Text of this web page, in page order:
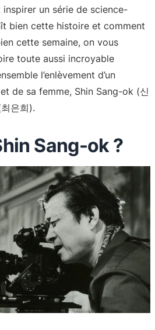
un série de science-
bien cette histoire et comment
cette semaine, on vous
toute aussi incroyable
l’enlèvement d’un
de sa femme, Shin Sang-ok (신
은희).
Sang-ok ?